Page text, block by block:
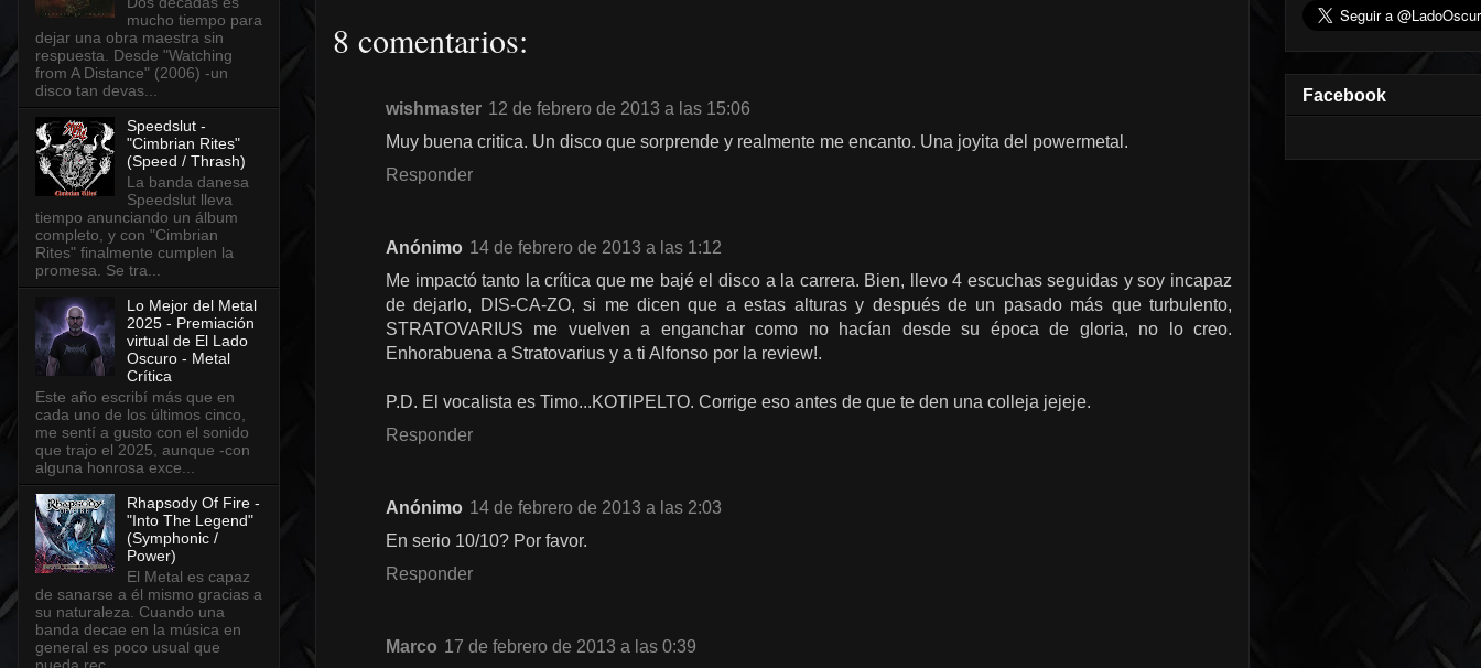
8 comentarios:
wishmaster 12 de febrero de 2013 a las 15:06
Muy buena critica. Un disco que sorprende y realmente me encanto. Una joyita del powermetal.
Responder
Anónimo 14 de febrero de 2013 a las 1:12
Me impactó tanto la crítica que me bajé el disco a la carrera. Bien, llevo 4 escuchas seguidas y soy incapaz
de dejarlo, DIS-CA-ZO, si me dicen que a estas alturas y después de un pasado más que turbulento,
STRATOVARIUS me vuelven a enganchar como no hacían desde su época de gloria, no lo creo.
Enhorabuena a Stratovarius y a ti Alfonso por la review!.
P.D. El vocalista es Timo...KOTIPELTO. Corrige eso antes de que te den una colleja jejeje.
Responder
Anónimo 14 de febrero de 2013 a las 2:03
En serio 10/10? Por favor.
Responder
Marco 17 de febrero de 2013 a las 0:39
mucho tiempo para
dejar una obra maestra sin
respuesta. Desde "Watching
from A Distance" (2006) -un
disco tan devas...
Speedslut -
"Cimbrian Rites"
(Speed / Thrash)
La banda danesa
Speedslut lleva
tiempo anunciando un álbum
completo, y con "Cimbrian
Rites" finalmente cumplen la
promesa. Se tra...
Lo Mejor del Metal
2025 - Premiación
virtual de El Lado
Oscuro - Metal
Crítica
Este año escribí más que en
cada uno de los últimos cinco,
me sentí a gusto con el sonido
que trajo el 2025, aunque -con
alguna honrosa exce...
Rhapsody Of Fire -
"Into The Legend"
(Symphonic /
Power)
El Metal es capaz
de sanarse a él mismo gracias a
su naturaleza. Cuando una
banda decae en la música en
general es poco usual que
pueda rec...
Facebook